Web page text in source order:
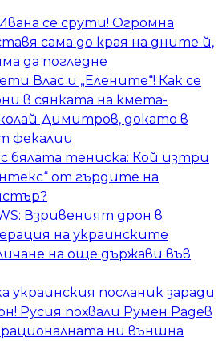
се срути! Огромна
сама до края на дните й,
да погледне
Влас и „Елените“! Как се
в сянката на кмета-
Димитров, докато в
фекалии
бялата тениска: Кой изтри
от гърдите на
Взривеният дрон в
на украинските
на още държави във
украинския посланик заради
Русия похвали Румен Радев
рационалната ни външна